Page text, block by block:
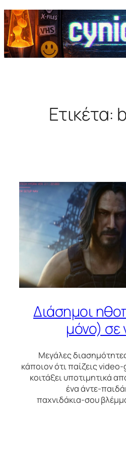
Ετικέτα:
Διάσημοι
μόνο)
Μεγάλες
κάποιον ότι παίζεις
κοιτάξει υποτιμητικά
ένα άντε-
παχνιδάκια-σου